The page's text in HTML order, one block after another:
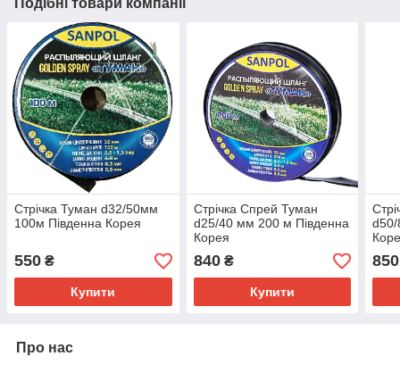
Стрічка Туман d32/50мм
100м Південна Корея
550 ₴
Купити
Стрічка Спрей Туман
d25/40 мм 200 м Південна
Корея
840₴
Купити
850
Про нас